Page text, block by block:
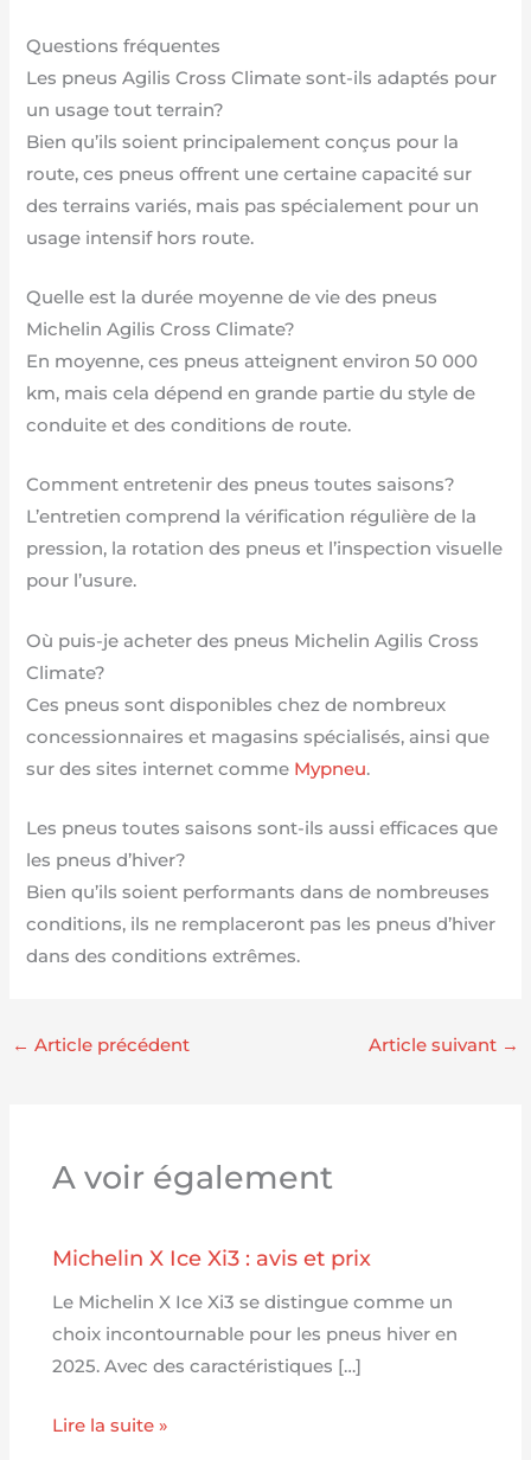
Questions fréquentes
Les pneus Agilis Cross Climate sont-ils adaptés pour
un usage tout terrain?
Bien qu’ils soient principalement conçus pour la
route, ces pneus offrent une certaine capacité sur
des terrains variés, mais pas spécialement pour un
usage intensif hors route.
Quelle est la durée moyenne de vie des pneus
Michelin Agilis Cross Climate?
En moyenne, ces pneus atteignent environ 50 000
km, mais cela dépend en grande partie du style de
conduite et des conditions de route.
Comment entretenir des pneus toutes saisons?
L’entretien comprend la vérification régulière de la
pression, la rotation des pneus et l’inspection visuelle
pour l’usure.
Où puis-je acheter des pneus Michelin Agilis Cross
Climate?
Ces pneus sont disponibles chez de nombreux
concessionnaires et magasins spécialisés, ainsi que
sur des sites internet comme Mypneu.
Les pneus toutes saisons sont-ils aussi efficaces que
les pneus d’hiver?
Bien qu’ils soient performants dans de nombreuses
conditions, ils ne remplaceront pas les pneus d’hiver
dans des conditions extrêmes.
← Article précédent Article suivant →
A voir également
Michelin X Ice Xi3 : avis et prix
Le Michelin X Ice Xi3 se distingue comme un
choix incontournable pour les pneus hiver en
2025. Avec des caractéristiques […]
Lire la suite »